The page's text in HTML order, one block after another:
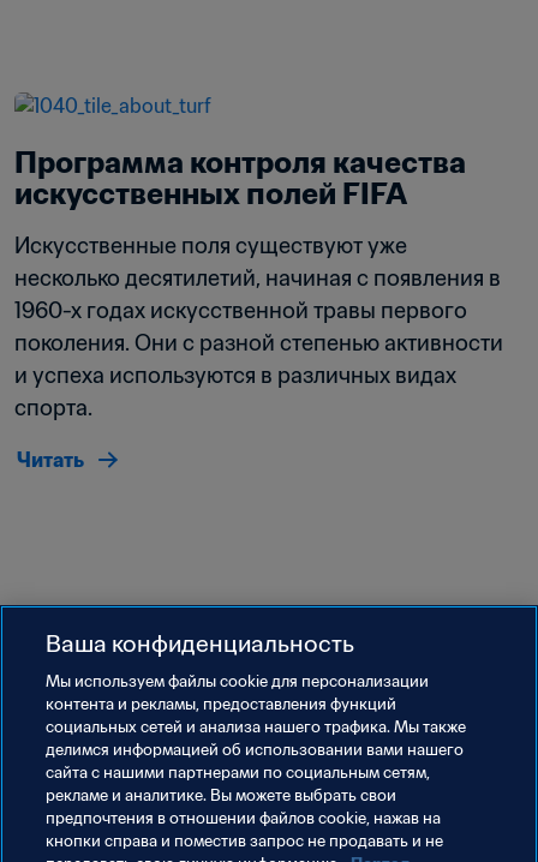
Программа контроля качества
искусственных полей FIFA
Искусственные поля существуют уже
несколько десятилетий, начиная с появления в
1960-х годах искусственной травы первого
поколения. Они с разной степенью активности
и успеха используются в различных видах
спорта.
Читать
Обновлено: среда, 14 сентября 2022 г. в 12:53
Ваша конфиденциальность
Мы используем файлы сookie для персонализации
контента и рекламы, предоставления функций
социальных сетей и анализа нашего трафика. Мы также
делимся информацией об использовании вами нашего
сайта с нашими партнерами по социальным сетям,
рекламе и аналитике. Вы можете выбрать свои
предпочтения в отношении файлов cookie, нажав на
кнопки справа и поместив запрос не продавать и не